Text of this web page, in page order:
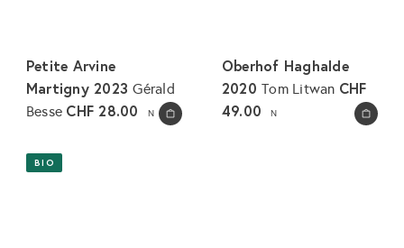
In den Warenkorb legen
Petite Arvine
Martigny 2023Gérald
Besse CHF 28.00 N In den Warenkorb legen
Oberhof Haghalde
2020Tom Litwan CHF
49.00
N
BIO